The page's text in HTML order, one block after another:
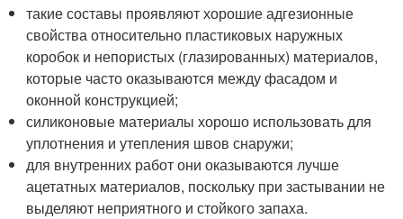
такие составы проявляют хорошие адгезионные
свойства относительно пластиковых наружных
коробок и непористых (глазированных) материалов,
которые часто оказываются между фасадом и
оконной конструкцией;
силиконовые материалы хорошо использовать для
уплотнения и утепления швов снаружи;
для внутренних работ они оказываются лучше
ацетатных материалов, поскольку при застывании не
выделяют неприятного и стойкого запаха.